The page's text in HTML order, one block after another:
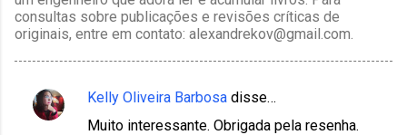
consultas sobre publicações e revisões críticas de
originais, entre em contato: alexandrekov@gmail.com.
C
Kelly Oliveira Barbosa disse…
Muito interessante. Obrigada pela resenha.